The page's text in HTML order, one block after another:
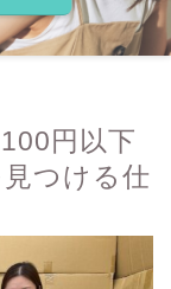
円以下
つける仕